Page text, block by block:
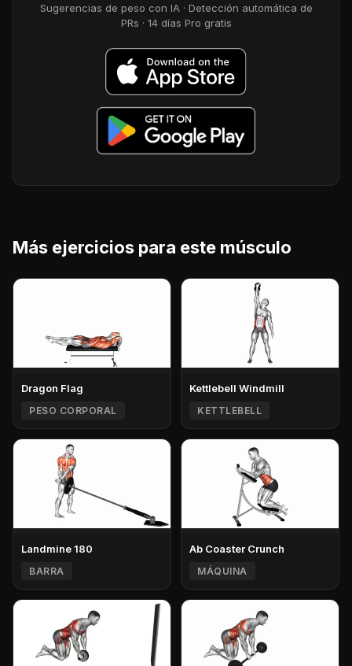
Sugerencias de peso con IA · Detección automática de
PRs · 14 días Pro gratis
Más ejercicios para este músculo
Dragon Flag
PESO CORPORAL
Kettlebell Windmill
KETTLEBELL
Landmine 180
BARRA
Ab Coaster Crunch
MÁQUINA